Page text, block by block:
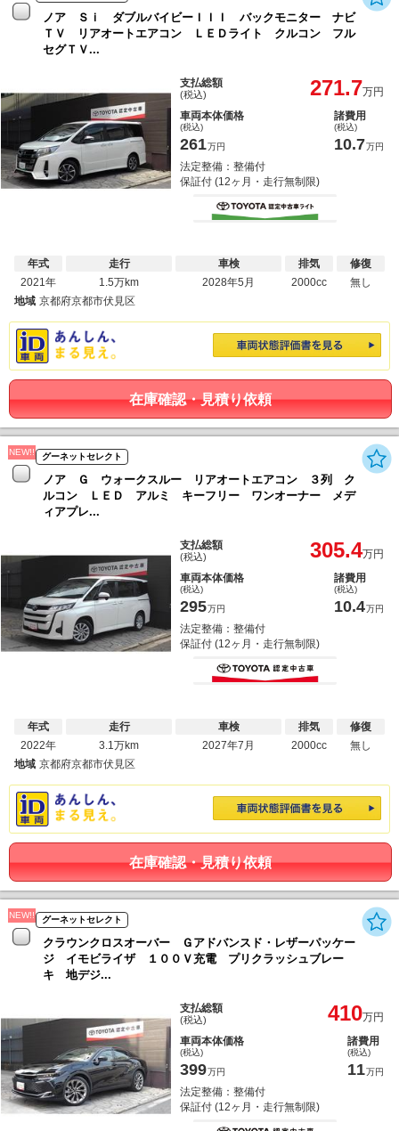
ノア Ｓｉ ダブルバイビーＩＩＩ バックモニター ナビ
ＴＶ リアオートエアコン ＬＥＤライト クルコン フル
セグＴＶ...
支払総額
(税込) 271.7万円
車両本体価格
(税込)
261万円
諸費用
(税込)
10.7万円
法定整備：整備付
保証付 (12ヶ月・走行無制限)
年式
2021年
走行
1.5万km
車検
2028年5月
排気
2000cc
修復
無し
地域 京都府京都市伏見区
在庫確認・見積り依頼
NEW!! グーネットセレクト
ノア Ｇ ウォークスルー リアオートエアコン ３列 ク
ルコン ＬＥＤ アルミ キーフリー ワンオーナー メデ
ィアプレ...
支払総額
(税込) 305.4万円
車両本体価格
(税込)
295万円
諸費用
(税込)
10.4万円
法定整備：整備付
保証付 (12ヶ月・走行無制限)
年式
2022年
走行
3.1万km
車検
2027年7月
排気
2000cc
修復
無し
地域 京都府京都市伏見区
在庫確認・見積り依頼
NEW!! グーネットセレクト
クラウンクロスオーバー Ｇアドバンスド・レザーパッケー
ジ イモビライザ １００Ｖ充電 プリクラッシュブレー
キ 地デジ...
支払総額
(税込) 410万円
車両本体価格
(税込)
399万円
諸費用
(税込)
11万円
法定整備：整備付
保証付 (12ヶ月・走行無制限)